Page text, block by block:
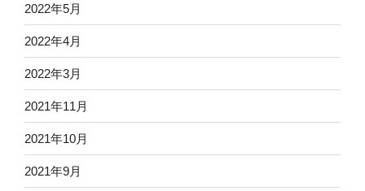
2022年5月
2022年4月
2022年3月
2021年11月
2021年10月
2021年9月